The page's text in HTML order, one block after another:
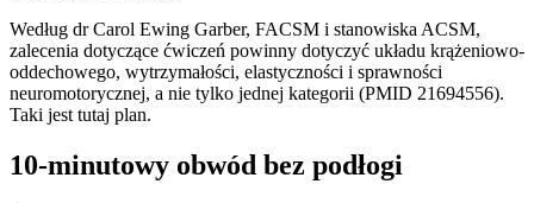
Według dr Carol Ewing Garber, FACSM i stanowiska ACSM,
zalecenia dotyczące ćwiczeń powinny dotyczyć układu krążeniowo-
oddechowego, wytrzymałości, elastyczności i sprawności
neuromotorycznej, a nie tylko jednej kategorii (PMID 21694556).
Taki jest tutaj plan.
10-minutowy obwód bez podłogi